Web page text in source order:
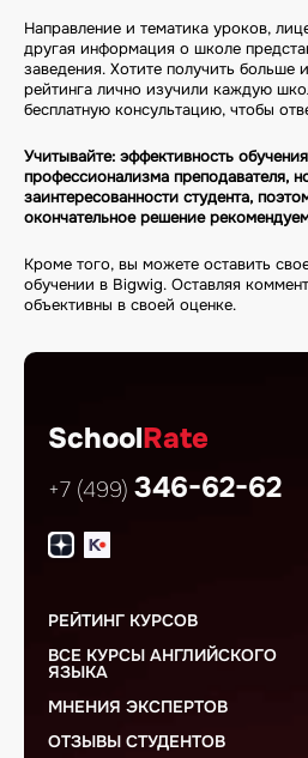
Направление и тематика уроков,
другая информация о школе
заведения. Хотите получить
рейтинга лично изучили каждую
бесплатную консультацию, чтобы
Учитывайте: эффективность
профессионализма преподавателя,
заинтересованности студента,
окончательное решение
Кроме того, вы можете оставить
обучении в Bigwig. Оставляя
объективны в своей оценке.
SchoolRate
+7 (499) 346-62-62
РЕЙТИНГ КУРСОВ
ВСЕ КУРСЫ АНГЛИЙСКОГО
ЯЗЫКА
МНЕНИЯ ЭКСПЕРТОВ
ОТЗЫВЫ СТУДЕНТОВ